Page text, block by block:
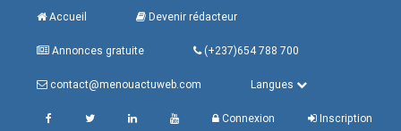
Accueil Devenir rédacteur
Annonces gratuite (+237)654 788 700
contact@menouactuweb.com Langues
Connexion Inscription